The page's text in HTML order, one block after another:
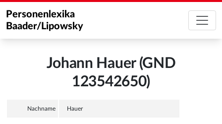
Personenlexika
Baader/Lipowsky
Johann Hauer (GND
123542650)
Nachname Hauer